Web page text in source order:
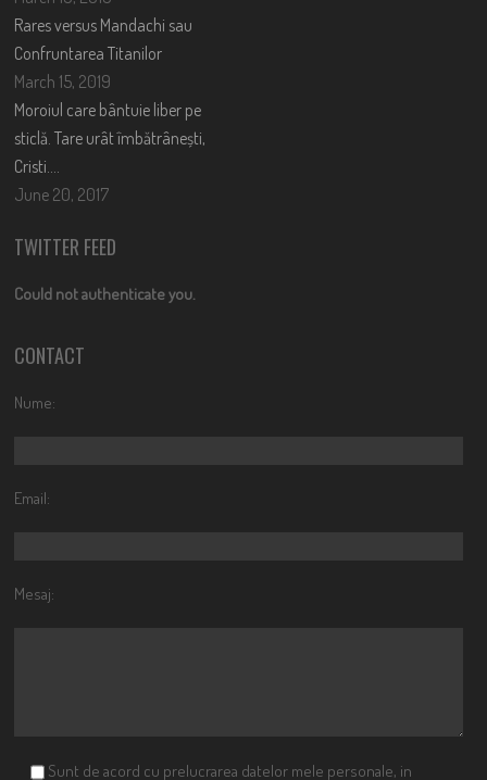
Rares versus Mandachi sau
Confruntarea Titanilor
March 15, 2019
Moroiul care bântuie liber pe
sticlă. Tare urât îmbătrânești,
Cristi….
June 20, 2017
TWITTER FEED
Could not authenticate you.
CONTACT
Nume:
Email:
Mesaj:
Sunt de acord cu prelucrarea datelor mele personale, in